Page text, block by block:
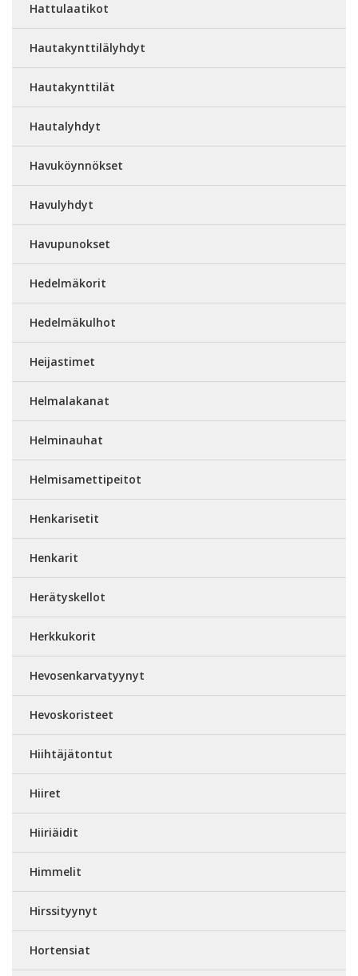
Hattulaatikot
Hautakynttilälyhdyt
Hautakynttilät
Hautalyhdyt
Havuköynnökset
Havulyhdyt
Havupunokset
Hedelmäkorit
Hedelmäkulhot
Heijastimet
Helmalakanat
Helminauhat
Helmisamettipeitot
Henkarisetit
Henkarit
Herätyskellot
Herkkukorit
Hevosenkarvatyynyt
Hevoskoristeet
Hiihtäjätontut
Hiiret
Hiiriäidit
Himmelit
Hirssityynyt
Hortensiat